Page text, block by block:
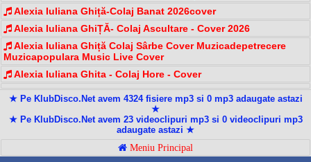
Alexia Iuliana Ghiță-Colaj Banat 2026cover
Alexia Iuliana GhiȚĂ- Colaj Ascultare - Cover 2026
Alexia Iuliana Ghiță Colaj Sârbe Cover Muzicadepetrecere
Muzicapopulara Music Live Cover
Alexia Iuliana Ghita - Colaj Hore - Cover
★ Pe KlubDisco.Net avem 4324 fisiere mp3 si 0 mp3 adaugate astazi
★
★ Pe KlubDisco.Net avem 23 videoclipuri mp3 si 0 videoclipuri mp3
adaugate astazi ★
Meniu Principal